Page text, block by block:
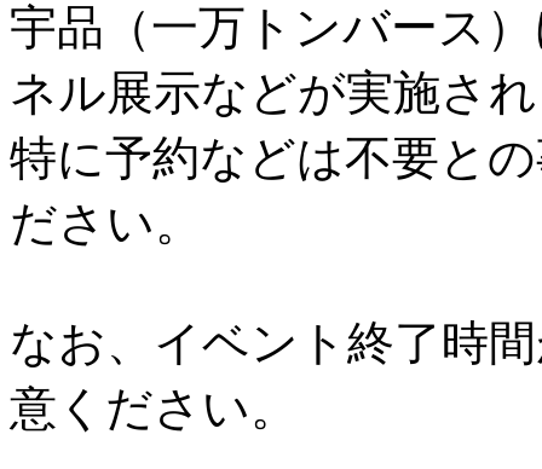
宇品（一万トンバース
ネル展示などが実施さ
特に予約などは不要と
ださい。
なお、イベント終了時
意ください。